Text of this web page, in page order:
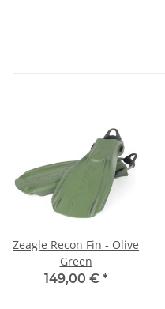
Zeagle Recon Fin - Olive
Green
149,00 € *